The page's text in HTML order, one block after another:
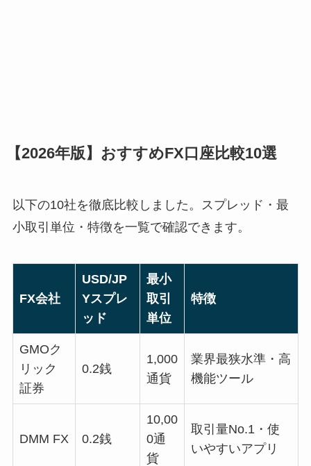
【2026年版】おすすめFX口座比較10選
以下の10社を徹底比較しました。スプレッド・最
小取引単位・特徴を一覧で確認できます。
FX会社
USD/JP
Yスプレ
ッド
最小
取引
単位
特徴
GMOク
リック
証券
0.2銭
1,000
通貨
業界最狭水準・高
機能ツール
DMM FX 0.2銭
10,00
0通
貨
取引量No.1・使
いやすいアプリ